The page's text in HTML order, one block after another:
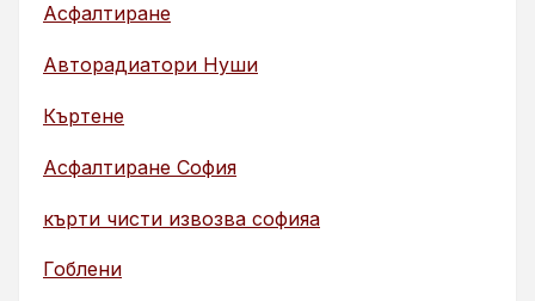
Асфалтиране
Авторадиатори Нуши
Къртене
Асфалтиране София
кърти чисти извозва софияа
Гоблени